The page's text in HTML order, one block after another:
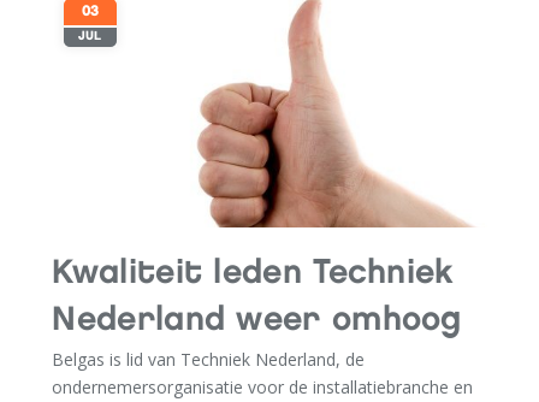
03
JUL
Kwaliteit leden Techniek
Nederland weer omhoog
Belgas is lid van Techniek Nederland, de
ondernemersorganisatie voor de installatiebranche en